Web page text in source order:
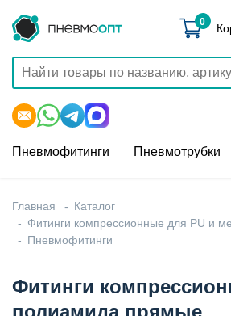
0
Пневмофитинги Пневмотрубки
Главная
Каталог
Фитинги компрессионные для PU и
Пневмофитинги
Фитинги
полиамида прямые